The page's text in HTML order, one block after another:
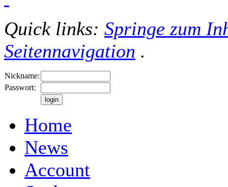
Quick links: Springe zum
Seitennavigation .
Nickname:
Passwort:
Home
News
Account